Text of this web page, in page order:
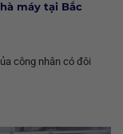
máy tại Bắc
công nhân có đôi